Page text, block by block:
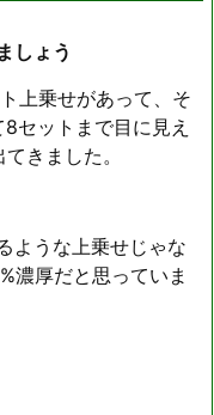
しょう
上乗せがあって、そ
セットまで目に見え
きました。
ような上乗せじゃな
濃厚だと思っていま